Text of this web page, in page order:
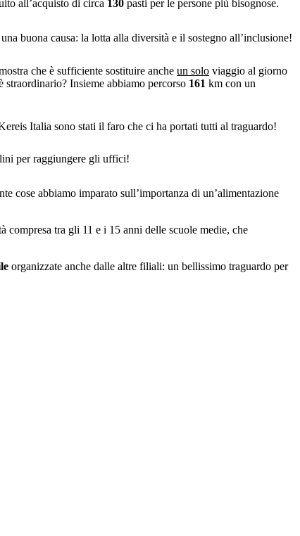
all’acquisto di circa 130 pasti per le persone più bisognose.
buona causa: la lotta alla diversità e il sostegno all’inclusione!
che è sufficiente sostituire anche un solo viaggio al giorno
Insieme abbiamo percorso 161 km con un
Italia sono stati il faro che ci ha portati tutti al traguardo!
per raggiungere gli uffici!
cose abbiamo imparato sull’importanza di un’alimentazione
compresa tra gli 11 e i 15 anni delle scuole medie, che
organizzate anche dalle altre filiali: un bellissimo traguardo per